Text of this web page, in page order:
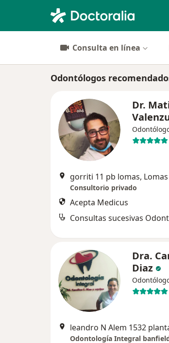
Consulta en línea
Odontólogos
Dr.
gorriti 11 pb lomas,
Consultorio privado
Acepta Medicus
Consultas sucesivas
Dra.
Diaz
Odontología Integral